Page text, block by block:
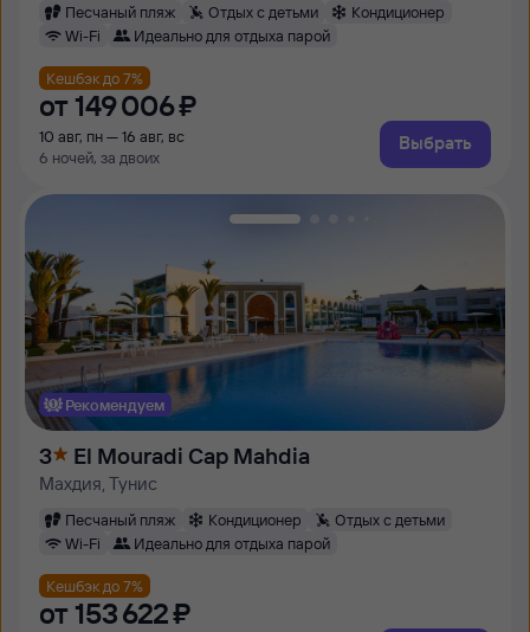
Песчаный пляж Отдых с детьми
Кондиционер
Wi-Fi
Идеально для отдыха парой
Кешбэк до 7%
от 149 ⁠006 ⁠₽
10 авг, пн — 16 авг, вс
6 ночей, за двоих
Выбрать
Рекомендуем
3 El Mouradi Cap Mahdia
Махдия, Тунис
Песчаный пляж Кондиционер
Отдых с детьми
Wi-Fi
Идеально для отдыха парой
Кешбэк до 7%
от 153 ⁠622 ⁠₽